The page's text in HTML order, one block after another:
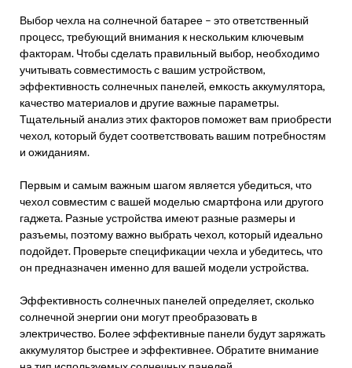
Выбор чехла на солнечной батарее – это ответственный
процесс, требующий внимания к нескольким ключевым
факторам. Чтобы сделать правильный выбор, необходимо
учитывать совместимость с вашим устройством,
эффективность солнечных панелей, емкость аккумулятора,
качество материалов и другие важные параметры.
Тщательный анализ этих факторов поможет вам приобрести
чехол, который будет соответствовать вашим потребностям
и ожиданиям.
Первым и самым важным шагом является убедиться, что
чехол совместим с вашей моделью смартфона или другого
гаджета. Разные устройства имеют разные размеры и
разъемы, поэтому важно выбрать чехол, который идеально
подойдет. Проверьте спецификации чехла и убедитесь, что
он предназначен именно для вашей модели устройства.
Эффективность солнечных панелей определяет, сколько
солнечной энергии они могут преобразовать в
электричество. Более эффективные панели будут заряжать
аккумулятор быстрее и эффективнее. Обратите внимание